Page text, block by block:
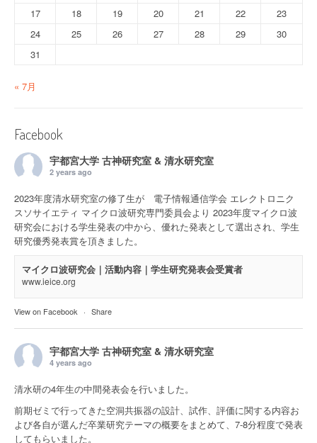
17
18 19 20 21 22
23
24
25 26 27 28 29
30
31
« 7月
Facebook
宇都宮大学 古神研究室 & 清水研究室
2 years ago
2023年度清水研究室の修了生が 電子情報通信学会 エレクトロニク
スソサイエティ マイクロ波研究専門委員会より 2023年度マイクロ波
研究会における学生発表の中から、優れた発表として選出され、学生
研究優秀発表賞を頂きました。
マイクロ波研究会｜活動内容｜学生研究発表会受賞者
www.ieice.org
View on Facebook · Share
宇都宮大学 古神研究室 & 清水研究室
4 years ago
清水研の4年生の中間発表会を行いました。
前期ゼミで行ってきた空洞共振器の設計、試作、評価に関する内容お
よび各自が選んだ卒業研究テーマの概要をまとめて、7-8分程度で発表
してもらいました。